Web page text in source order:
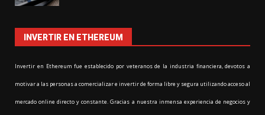
INVERTIR EN ETHEREUM
Invertir en Ethereum fue establecido por veteranos de la industria financiera, devotos a
motivar a las personas a comercializar e invertir de forma libre y segura utilizando acceso al
mercado online directo y constante. Gracias a nuestra inmensa experiencia de negocios y